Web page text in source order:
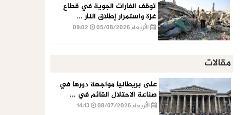
توقف الغارات الجوية في قطاع
غزة واستمرار إطلاق النار ...
الأربعاء 05/08/2026
مقالات
على بريطانيا مواجهة دورها في
صناعة الاحتلال القائم في ...
الأربعاء 08/07/2026